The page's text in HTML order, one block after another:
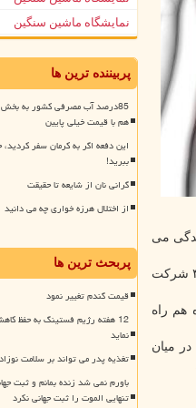
و پردرآمد زندگی می
شرکت کنندگان از سال ۲۰۰۳ تا ۲۰۱۶ ثبت نام شدند و حداقل هر سه سال مورد ارزیابی قرار گرفتند. طی پیگیری متوسط ۱۰ ساله، ۴۶۷ شرکت
هم راه
میان
نمایشگاه ماشین سنگین
پربیننده ترین ها
85درصد آب مصرفی کشور به
هم با قیمت خیلی پایین
این دفعه اگر به کرمان سفر
ببرید!
گرانی نان از شایعه تا حقیقت
از اختلال هرزه خواری چه می دانید
پربحث ترین ها
قیمت گندم تغییر نمود
12 هفته رژیم فستینگ به حفظ
نماید
تغذیه پدر می تواند بر سلامت
باورم نمی شد زنده بمانم و ثبت
تنهایی الموت را ثبت جهانی نکرد